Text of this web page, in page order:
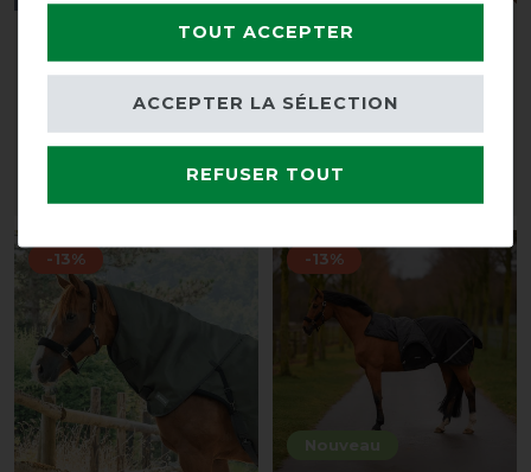
Busse Bewegungsdecke
Rain HL 50g
avant 99,00 €
Masque anti-mouches
Waldhausen Puck - gris
17,35 € *
-13%
Nouveau
-13%
TOUT ACCEPTER
REFUSER TOUT
ACCEPTER LA SÉLECTION